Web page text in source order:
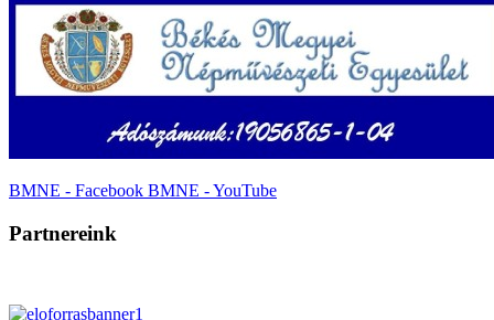
BMNE - Facebook BMNE - YouTube
Partnereink